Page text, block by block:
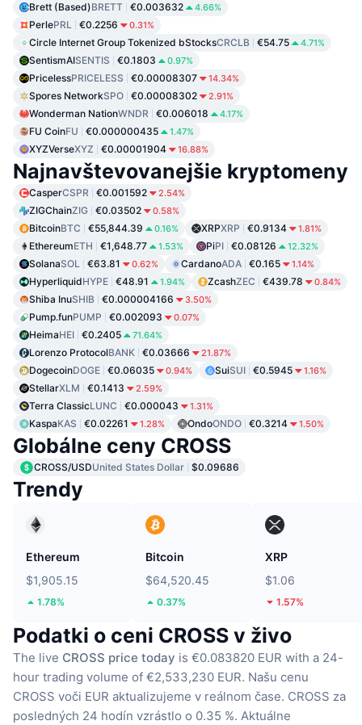
Brett (Based)BRETT €0.003632 4.66%
PerlePRL €0.2256 0.31%
Circle Internet Group Tokenized bStocksCRCLB €54.75 4.71%
SentismAISENTIS €0.1803 0.97%
PricelessPRICELESS €0.00008307 14.34%
Spores NetworkSPO €0.00008302 2.91%
Wonderman NationWNDR €0.006018 4.17%
FU CoinFU €0.000000435 1.47%
XYZVerseXYZ €0.00001904 16.88%
Najnavštevovanejšie kryptomeny
CasperCSPR €0.001592 2.54%
ZIGChainZIG €0.03502 0.58%
BitcoinBTC €55,844.39 0.16% XRPXRP €0.9134 1.81%
EthereumETH €1,648.77 1.53% PiPI €0.08126 12.32%
SolanaSOL €63.81 0.62% CardanoADA €0.165 1.14%
HyperliquidHYPE €48.91 1.94% ZcashZEC €439.78 0.84%
Shiba InuSHIB €0.000004166 3.50%
Pump.funPUMP €0.002093 0.07%
HeimaHEI €0.2405 71.64%
Lorenzo ProtocolBANK €0.03666 21.87%
DogecoinDOGE €0.06035 0.94% SuiSUI €0.5945 1.16%
StellarXLM €0.1413 2.59%
Terra ClassicLUNC €0.000043 1.31%
KaspaKAS €0.02261 1.28% OndoONDO €0.3214 1.50%
Globálne ceny CROSS
CROSS/USDUnited States Dollar $0.09686
Trendy
Ethereum
$1,905.15
1.78%
Bitcoin
$64,520.45
0.37%
XRP
$1.06
1.57%
Podatki o ceni CROSS v živo
The live CROSS price today is €0.083820 EUR with a 24-
hour trading volume of €2,533,230 EUR. Našu cenu
CROSS voči EUR aktualizujeme v reálnom čase. CROSS za
posledných 24 hodín vzrástlo o 0.35 %. Aktuálne